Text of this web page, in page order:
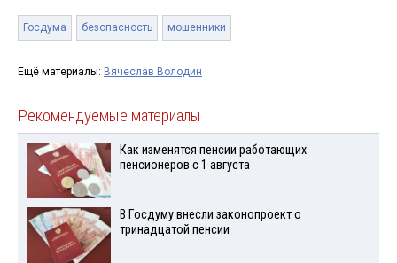
Госдума безопасность мошенники
Ещё материалы: Вячеслав Володин
Рекомендуемые материалы
Как изменятся пенсии работающих
пенсионеров с 1 августа
В Госдуму внесли законопроект о
тринадцатой пенсии